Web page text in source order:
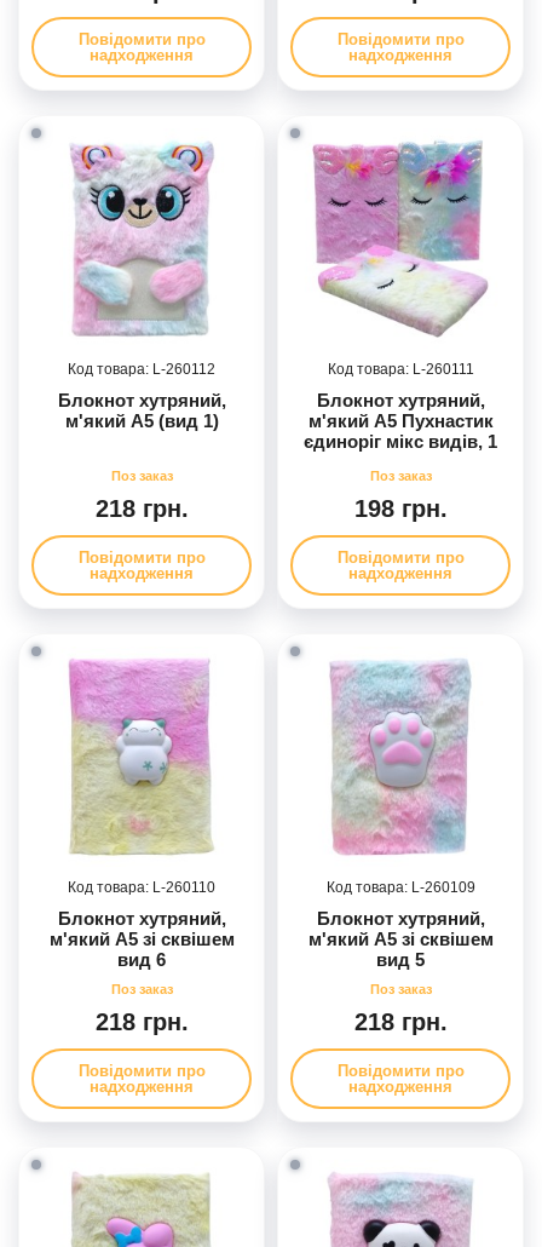
Повідомити про
надходження
Повідомити про
надходження
260112
Блокнот хутряний,
м'який А5 (вид 1)
218 грн.
Повідомити про
надходження
260111
Блокнот хутряний,
м'який А5 Пухнастик
єдиноріг мікс видів, 1
198 грн.
Повідомити про
надходження
260110
Блокнот хутряний,
м'який А5 зі сквішем
вид 6
218 грн.
Повідомити про
надходження
260109
Блокнот хутряний,
м'який А5 зі сквішем
вид 5
218 грн.
Повідомити про
надходження